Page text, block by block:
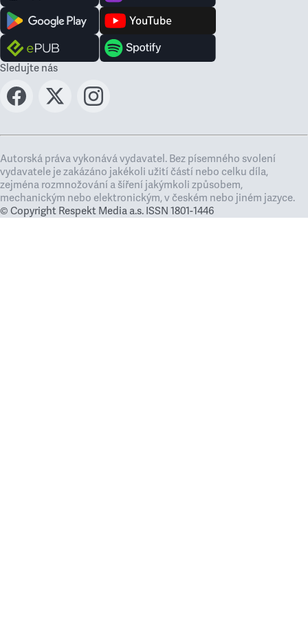
Sledujte nás
Autorská práva vykonává vydavatel. Bez písemného svolení
vydavatele je zakázáno jakékoli užití částí nebo celku díla,
zejména rozmnožování a šíření jakýmkoli způsobem,
mechanickým nebo elektronickým, v českém nebo jiném jazyce.
© Copyright Respekt Media a.s. ISSN 1801-1446